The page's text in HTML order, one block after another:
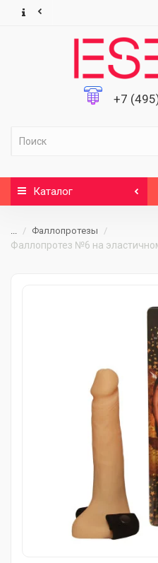
+7
Каталог
... Фаллопротезы
Фаллопротез №6 на